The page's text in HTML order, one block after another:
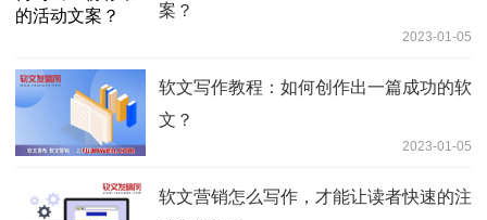
案？
2023-01-05
软文写作教程：如何创作出一篇成功的软
文？
2023-01-05
软文营销怎么写作，才能让读者快速的注